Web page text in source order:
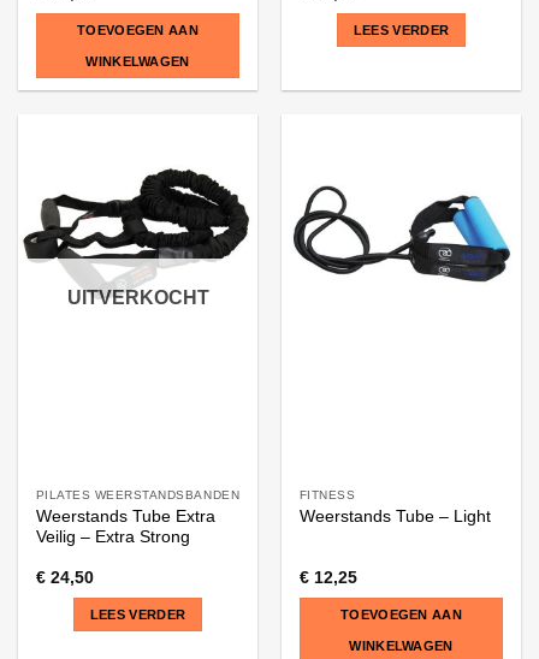
TOEVOEGEN AAN
WINKELWAGEN
LEES VERDER
UITVERKOCHT
PILATES WEERSTANDSBANDEN
Weerstands Tube Extra
Veilig – Extra Strong
€24,50
LEES VERDER
FITNESS
Weerstands Tube – Light
€12,25
TOEVOEGEN AAN
WINKELWAGEN